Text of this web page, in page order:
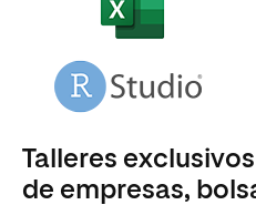
Talleres
de empresas,